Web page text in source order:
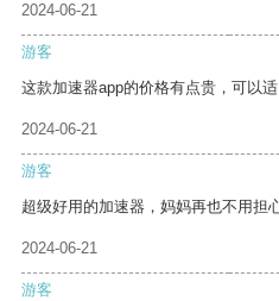
2024-06-21
游客
这款加速器app的价格有点贵，可以
2024-06-21
游客
超级好用的加速器，妈妈再也不用担
2024-06-21
游客